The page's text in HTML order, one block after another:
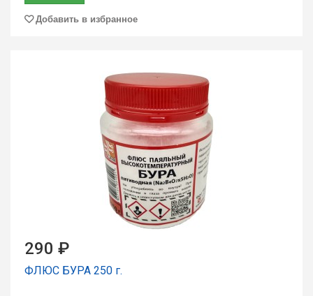
Добавить в избранное
290 ₽
ФЛЮС БУРА 250 г.